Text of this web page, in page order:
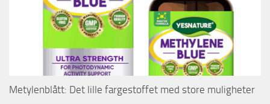
Metylenblått: Det lille fargestoffet med store muligheter